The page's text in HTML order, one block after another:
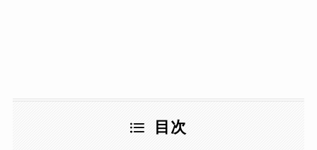
目次